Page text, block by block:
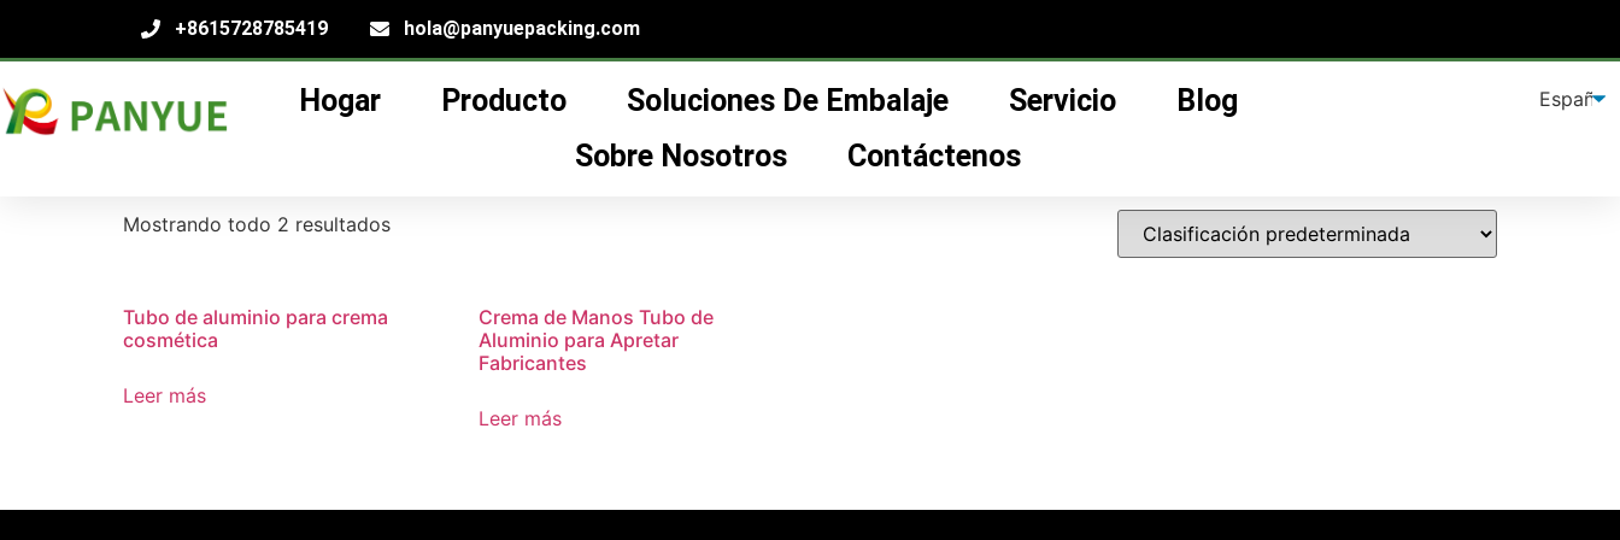
+8615728785419 hola@panyuepacking.com
Hogar Producto Soluciones De Embalaje Servicio
Blog
Sobre Nosotros
Contáctenos
Hogar/producto / Productos etiquetados “aluminum squeeze tube manufacturers”
aluminum squeeze tube manufacturers
Mostrando todo 2 resultados
Tubo de aluminio para crema
cosmética
Leer más
Crema de Manos Tubo de
Aluminio para Apretar
Fabricantes
Leer más